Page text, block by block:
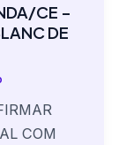
CE –
DE
COM